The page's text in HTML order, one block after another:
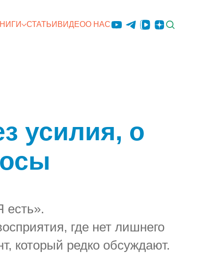
СТАТЬИ ВИДЕОО НАС
усилия, о
есть».
где нет лишнего
который редко обсуждают.